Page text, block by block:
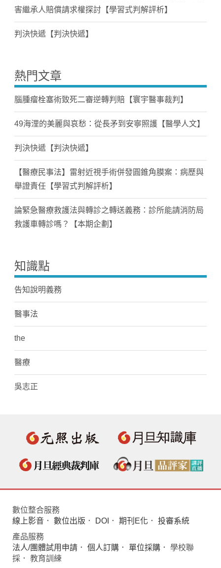
害繼承人賠償請求權探討【學習式判解評析】
判決快遞【判決快遞】
熱門文章
腦腫瘤栓塞術致死二審逆轉判賠【寰宇醫事裁判】
49海浬的美麗與哀愁：從長矛到安寧照護【醫學人文】
判決快遞【判決快遞】
【醫療民事法】雷射近視手術併發圓錐角膜案：病歷與
舉證責任【學習式判解評析】
論緊急醫療救護法與轉診之轉送義務：診所能請消防局
救護車轉診嗎？【本期企劃】
知識點
告知說明義務
醫事法
the
醫療
吳志正
數位整合服務
線上影音 ． 數位出版 ． DOI ． 期刊E化 ． 投審系統
產品服務
法人/團體試用申請 ． 個人訂購 ． 單位採購 ． 學校聯
採． 教育訓練